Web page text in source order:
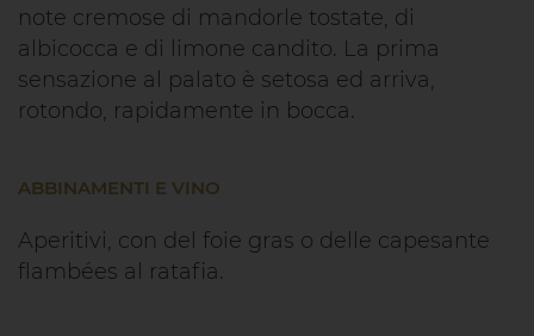
note cremose di mandorle tostate, di
albicocca e di limone candito. La prima
sensazione al palato è setosa ed arriva,
rotondo, rapidamente in bocca.
ABBINAMENTI E VINO
Aperitivi, con del foie gras o delle capesante
flambées al ratafia.